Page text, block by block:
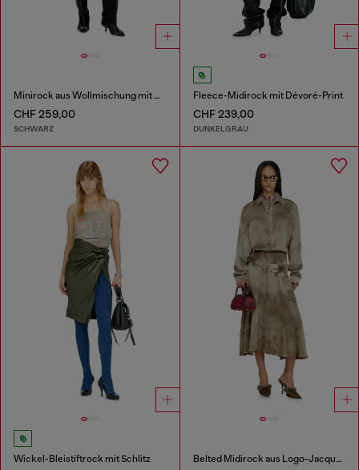
Minirock aus Wollmischung mit Oval-D-Plakette
CHF 259,00
SCHWARZ
Fleece-Midirock mit Dévoré-Print
CHF 239,00
DUNKELGRAU
Wickel-Bleistiftrock mit Schlitz Belted Midirock aus Logo-Jacquard-Satin